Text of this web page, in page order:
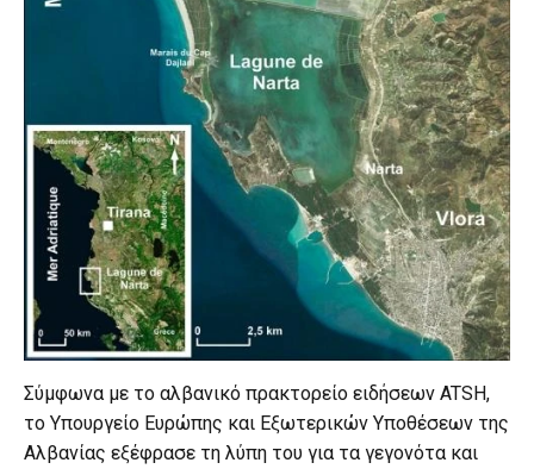
Σύμφωνα με το αλβανικό πρακτορείο ειδήσεων ATSH,
το Υπουργείο Ευρώπης και Εξωτερικών Υποθέσεων της
Αλβανίας εξέφρασε τη λύπη του για τα γεγονότα και